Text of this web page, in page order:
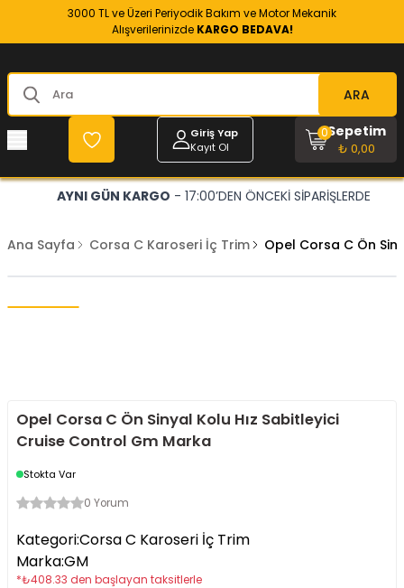
3000 TL ve Üzeri Periyodik Bakım ve Motor Mekanik
Alışverilerinizde KARGO BEDAVA!
ARA
Giriş Yap
Kayıt Ol
Sepetim
₺ 0,00
0
AYNI GÜN KARGO - 17:00’DEN ÖNCEKİ SİPARİŞLERDE
Ana Sayfa Corsa C Karoseri İç Trim Opel Corsa C Ön
Opel Corsa C Ön Sinyal Kolu Hız Sabitleyici
Cruise Control Gm Marka
Stokta Var
0 Yorum
Kategori:Corsa C Karoseri İç Trim
Marka:GM
*₺408.33 den başlayan taksitlerle